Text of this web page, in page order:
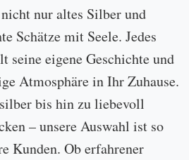
nur altes Silber und
Schätze mit Seele. Jedes
seine eigene Geschichte und
Atmosphäre in Ihr Zuhause.
bis hin zu liebevoll
– unsere Auswahl ist so
Kunden. Ob erfahrener